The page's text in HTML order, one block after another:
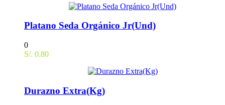
Platano Seda Orgánico Jr(Und)
0
S/. 0.80
Durazno Extra(Kg)